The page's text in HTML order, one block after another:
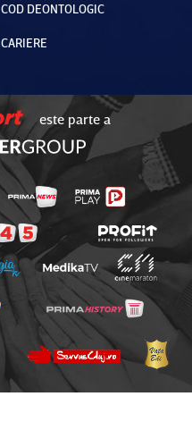
COD DEONTOLOGIC
CARIERE
este parte a